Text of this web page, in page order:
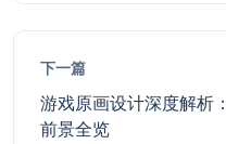
下一篇
游戏原画设计深度解析
前景全览